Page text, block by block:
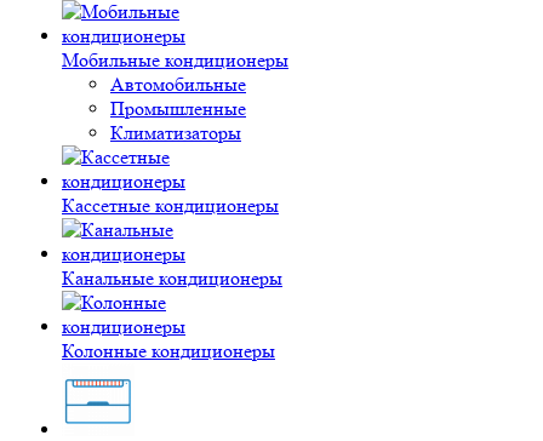
Мобильные кондиционеры
Автомобильные
Промышленные
Климатизаторы
Кассетные кондиционеры
Канальные кондиционеры
Колонные кондиционеры